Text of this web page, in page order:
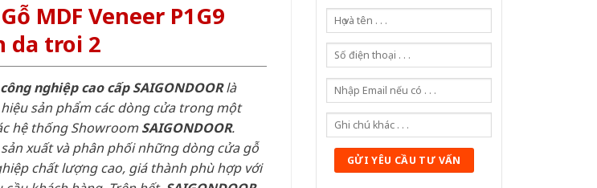
MDF Veneer P1G9
da troi 2
nghiệp cao cấp SAIGONDOORlà
sản phẩm các dòng cửa trong một
hệ thống ShowroomSAIGONDOOR.
sản xuất và phân phối những dòng cửa gỗ
chất lượng cao, giá thành phù hợp với